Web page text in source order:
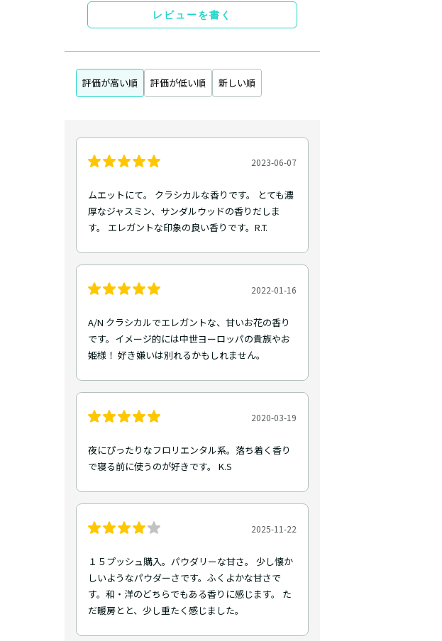
レビューを書く
評価が高い順 評価が低い順 新しい順
2023-06-07
ムエットにて。 クラシカルな香りです。 とても濃
厚なジャスミン、サンダルウッドの香りだしま
す。 エレガントな印象の良い香りです。R.T.
2022-01-16
A/N クラシカルでエレガントな、甘いお花の香り
です。イメージ的には中世ヨーロッパの貴族やお
姫様！ 好き嫌いは別れるかもしれません。
2020-03-19
夜にぴったりなフロリエンタル系。落ち着く香り
で寝る前に使うのが好きです。 K.S
2025-11-22
１５プッシュ購入。パウダリーな甘さ。 少し懐か
しいようなパウダーさです。ふくよかな甘さで
す。和・洋のどちらでもある香りに感じます。 た
だ暖房とと、少し重たく感じました。